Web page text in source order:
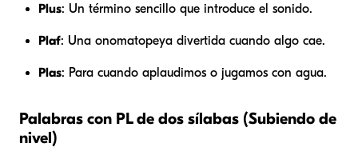
Plus: Un término sencillo que introduce el sonido.
Plaf: Una onomatopeya divertida cuando algo cae.
Plas: Para cuando aplaudimos o jugamos con agua.
Palabras con PL de dos sílabas (Subiendo de
nivel)